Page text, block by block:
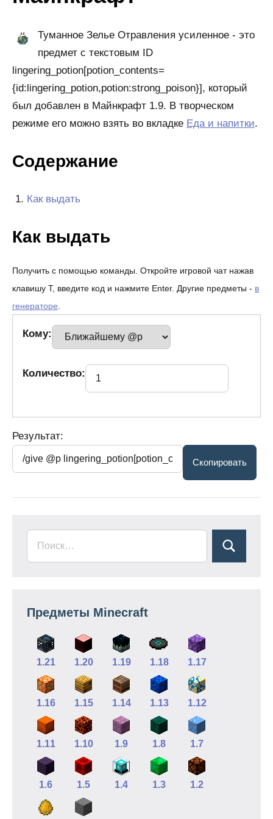
Туманное Зелье Отравления усиленное - это
предмет с текстовым ID
lingering_potion[potion_contents=
{id:lingering_potion,potion:strong_poison}], который
был добавлен в Майнкрафт 1.9. В творческом
режиме его можно взять во вкладке Еда и напитки.
Содержание
Как выдать
Как выдать
Получить с помощью команды. Откройте игровой чат нажав
клавишу T, введите код и нажмите Enter. Другие предметы - в
генераторе.
Кому:
Количество:
Результат:
Предметы Minecraft
1.21 1.20 1.19 1.18 1.17
1.16 1.15 1.14 1.13 1.12
1.11 1.10 1.9 1.8 1.7
1.6 1.5 1.4 1.3 1.2